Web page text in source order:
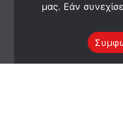
μας. Εάν